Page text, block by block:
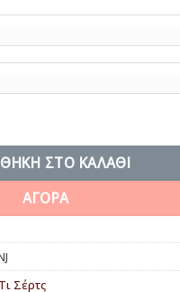
ΣΤΟ ΚΑΛΆΘΙ
ΑΓΟΡΑ
Τι Σέρτς